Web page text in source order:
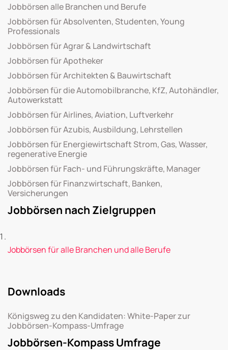
Jobbörsen alle Branchen und Berufe
Jobbörsen für Absolventen, Studenten, Young
Professionals
Jobbörsen für Agrar & Landwirtschaft
Jobbörsen für Apotheker
Jobbörsen für Architekten & Bauwirtschaft
Jobbörsen für die Automobilbranche, KfZ, Autohändler,
Autowerkstatt
Jobbörsen für Airlines, Aviation, Luftverkehr
Jobbörsen für Azubis, Ausbildung, Lehrstellen
Jobbörsen für Energiewirtschaft Strom, Gas, Wasser,
regenerative Energie
Jobbörsen für Fach- und Führungskräfte, Manager
Jobbörsen für Finanzwirtschaft, Banken,
Versicherungen
Jobbörsen nach Zielgruppen
Jobbörsen für alle Branchen und alle Berufe
Downloads
Königsweg zu den Kandidaten: White-Paper zur
Jobbörsen-Kompass-Umfrage
Jobbörsen-Kompass Umfrage